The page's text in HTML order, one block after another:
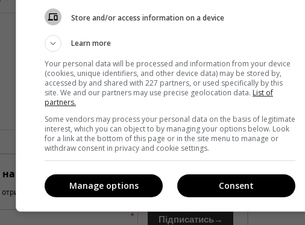
Пишемо з любов'ю !
від нас листи
* Підписатись→
Store and/or access information on a device
Learn more
Your personal data will be processed and information from your device
(cookies, unique identifiers, and other device data) may be stored by,
accessed by and shared with 227 partners, or used specifically by this
site. We and our partners may use precise geolocation data. List of
partners.
Some vendors may process your personal data on the basis of legitimate
interest, which you can object to by managing your options below. Look
for a link at the bottom of this page or in the site menu to manage or
withdraw consent in privacy and cookie settings.
Consent
Manage options